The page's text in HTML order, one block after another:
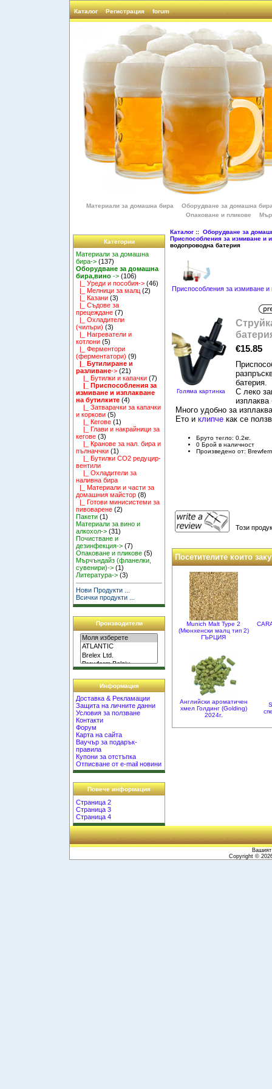
Каталог Регистрация forum
Материали за домашна бира
Оборудване за домашна
Опаковане и пликове
Категории
Материали за домашна
бира-> (137)
Оборудване за домашна
бира,вино-> (106)
|_ Уреди и пособия-> (46)
|_ Мелници за малц (2)
|_ Казани (3)
|_ Съдове за
прецеждане (7)
|_ Охладители
(чилъри) (3)
|_ Нагреватели и
котлони (5)
|_ Ферментори
(ферментатори) (9)
|_ Бутилиране и
разливане-> (21)
|_ Бутилки и капачки (7)
|_ Приспособления за
измиване и изплакване
на бутилките (4)
|_ Затварачки за капачки
и коркови (5)
|_ Кегове (1)
|_ Глави и накрайници за
кегове (3)
|_ Кранове за нал. бира и
пълначчки (1)
|_ Бутилки CO2 редуцир-
вентили
|_ Охладители за
наливна бира
|_ Материали и части за
домашния майстор (8)
|_ Готови минисистеми за
пивоварене (2)
Пакети (1)
Материали за вино и
алкохол-> (31)
Почистване и
дезинфекция-> (7)
Опаковане и пликове (5)
Мърчъндайз (фланелки,
сувенири)-> (1)
Литература-> (3)
Нови Продукти ...
Всички продукти ...
Производители
Информация
Доставка & Рекламации
Защита на личните данни
Условия за ползване
Контакти
Форум
Карта на сайта
Ваучър за подарък-
правила
Купони за отстъпка
Отписване от e-mail новини
Повече информация
Страница 2
Страница 3
Страница 4
Каталог:: Оборудване за
Приспособления за измиване и
водопроводна батерия
Приспособления за измиване и
Голяма картинка
€15.85
батерия.
С леко
изплаква
Много удобно за
Ето и клипче как се
Бруто тегло: 0.2кг.
0 Брой в наличност
Произведено от:
Този
Посетителите които
Munich Malt Type 2
(Мюнхенски малц тип 2)
ГЪРЦИЯ
Английски ароматичен
хмел Голдинг (Golding)
2024г.
Copyright ©